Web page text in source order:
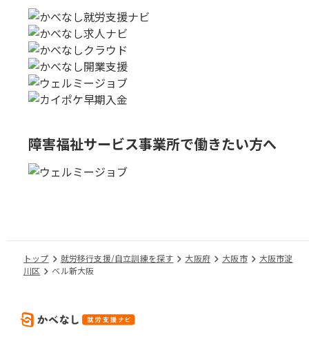
障害福祉サービス事業所で働きたい方へ
トップ 就労移行支援/自立訓練を探す 大阪府 大阪市
大阪市淀
川区
ベル新大阪